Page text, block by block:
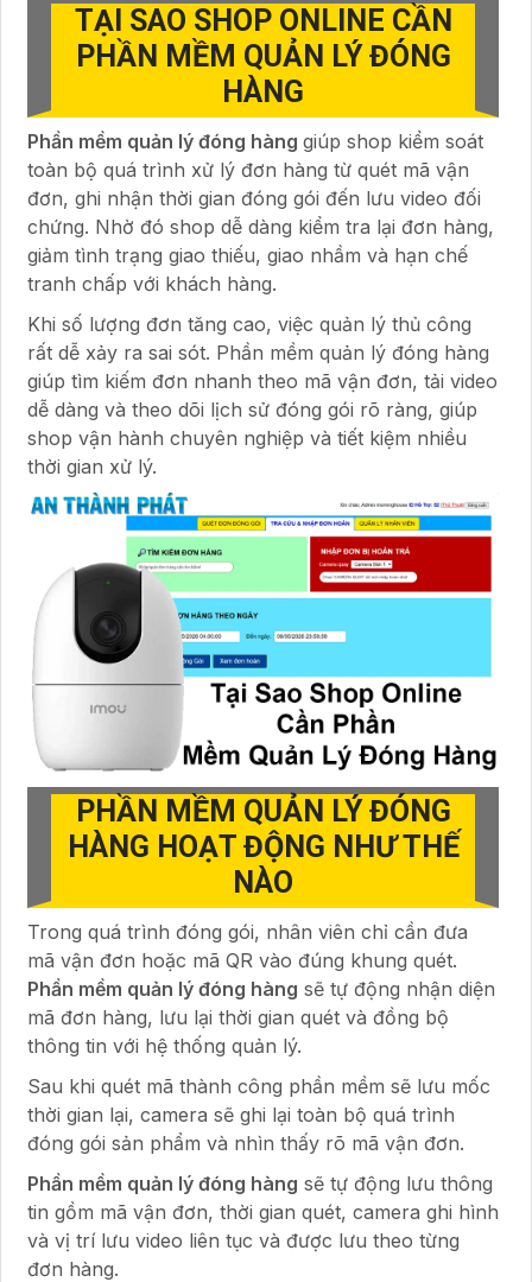
TẠI SAO SHOP ONLINE CẦN
PHẦN MỀM QUẢN LÝ ĐÓNG
HÀNG
Phần mềm quản lý đóng hàng giúp shop kiểm soát
toàn bộ quá trình xử lý đơn hàng từ quét mã vận
đơn, ghi nhận thời gian đóng gói đến lưu video đối
chứng. Nhờ đó shop dễ dàng kiểm tra lại đơn hàng,
giảm tình trạng giao thiếu, giao nhầm và hạn chế
tranh chấp với khách hàng.
Khi số lượng đơn tăng cao, việc quản lý thủ công
rất dễ xảy ra sai sót. Phần mềm quản lý đóng hàng
giúp tìm kiếm đơn nhanh theo mã vận đơn, tải video
dễ dàng và theo dõi lịch sử đóng gói rõ ràng, giúp
shop vận hành chuyên nghiệp và tiết kiệm nhiều
thời gian xử lý.
PHẦN MỀM QUẢN LÝ ĐÓNG
HÀNG HOẠT ĐỘNG NHƯ THẾ
NÀO
Trong quá trình đóng gói, nhân viên chỉ cần đưa
mã vận đơn hoặc mã QR vào đúng khung quét.
Phần mềm quản lý đóng hàng sẽ tự động nhận diện
mã đơn hàng, lưu lại thời gian quét và đồng bộ
thông tin với hệ thống quản lý.
Sau khi quét mã thành công phần mềm sẽ lưu mốc
thời gian lại, camera sẽ ghi lại toàn bộ quá trình
đóng gói sản phẩm và nhìn thấy rõ mã vận đơn.
Phần mềm quản lý đóng hàng sẽ tự động lưu thông
tin gồm mã vận đơn, thời gian quét, camera ghi hình
và vị trí lưu video liên tục và được lưu theo từng
đơn hàng.